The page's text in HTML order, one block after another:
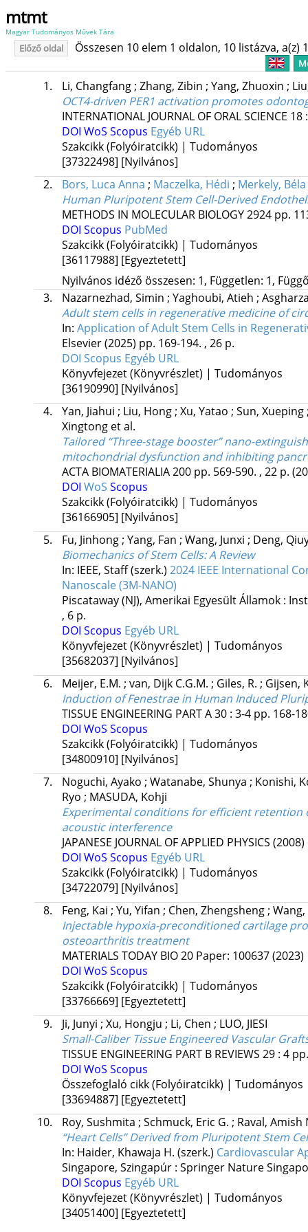
mtmt
Magyar Tudományos Művek Tára
Előző oldal Összesen 10 elem 1 oldalon, 10 listázva, a(z)
1. Li, Changfang; Zhang, Zibin ; Yang, Zhuoxin ;
OCT4-driven PER1 activation promotes
INTERNATIONAL JOURNAL OF ORAL SCIENCE 18
DOI WoS Scopus Egyéb URL
Szakcikk (Folyóiratcikk) | Tudományos
[37322498] [Nyilvános]
2.
Bors, Luca Anna ; Maczelka, Hédi ; Merkely, Béla
Human Pluripotent Stem Cell-Derived
METHODS IN MOLECULAR BIOLOGY2924 pp.
DOI Scopus PubMed
Szakcikk (Folyóiratcikk) | Tudományos
[36117988] [Egyeztetett]
Nyilvános idéző összesen: 1, Független: 1,
3.
Nazarnezhad, Simin ; Yaghoubi, Atieh ;
Adult stem cells in regenerative medicine of
In: Application of Adult Stem Cells in
Elsevier(2025) pp. 169-194. , 26 p.
DOI Scopus Egyéb URL
Könyvfejezet (Könyvrészlet) | Tudományos
[36190990] [Nyilvános]
4.
Yan, Jiahui ; Liu, Hong; Xu, Yatao ; Sun, Xueping
Xingtong et al.
Tailored “Three-stage booster” nano-
mitochondrial dysfunction and inhibiting
ACTA BIOMATERIALIA200 pp. 569-590. , 22 p.
DOI WoS Scopus
Szakcikk (Folyóiratcikk) | Tudományos
[36166905] [Nyilvános]
5.
Fu, Jinhong; Yang, Fan ; Wang, Junxi ; Deng,
Biomechanics of Stem Cells: A Review
In: IEEE, Staff (szerk.) 2024 IEEE International
Nanoscale (3M-NANO)
Piscataway (NJ), Amerikai Egyesült Államok :
, 6 p.
DOI Scopus Egyéb URL
Könyvfejezet (Könyvrészlet) | Tudományos
[35682037] [Nyilvános]
6.
Meijer, E.M. ; van, Dijk C.G.M. ; Giles, R. ; Gijsen,
Induction of Fenestrae in Human Induced
TISSUE ENGINEERING PART A30: 3-4 pp. 168-
DOI WoS Scopus
Szakcikk (Folyóiratcikk) | Tudományos
[34800910] [Nyilvános]
7.
Noguchi, Ayako ; Watanabe, Shunya ; Konishi,
Ryo ; MASUDA, Kohji
Experimental conditions for efficient retention
acoustic interference
JAPANESE JOURNAL OF APPLIED PHYSICS (2008)
DOI WoS Scopus Egyéb URL
Szakcikk (Folyóiratcikk) | Tudományos
[34722079] [Nyilvános]
8.
Feng, Kai ; Yu, Yifan ; Chen, Zhengsheng;
Injectable hypoxia-preconditioned cartilage
osteoarthritis treatment
MATERIALS TODAY BIO20 Paper: 100637(2023)
DOI WoS Scopus
Szakcikk (Folyóiratcikk) | Tudományos
[33766669] [Egyeztetett]
9.
Ji, Junyi ; Xu, Hongju ; Li, Chen ; LUO, JIESI
Small-Caliber Tissue Engineered Vascular
TISSUE ENGINEERING PART B REVIEWS 29: 4
DOI WoS Scopus
Összefoglaló cikk (Folyóiratcikk) | Tudományos
[33694887] [Egyeztetett]
10.
Roy, Sushmita ; Schmuck, Eric G. ; Raval, Amish
“Heart Cells” Derived from Pluripotent Stem
In: Haider, Khawaja H. (szerk.) Cardiovascular
Singapore, Szingapúr : Springer Nature
DOI Scopus Egyéb URL
Könyvfejezet (Könyvrészlet) | Tudományos
[34051400] [Egyeztetett]